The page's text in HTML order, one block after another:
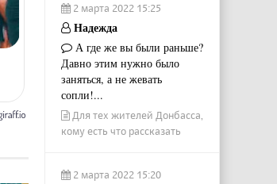
2 марта 2022 15:25
Надежда
А где же вы были раньше?
Давно этим нужно было
заняться, а не жевать
сопли!...
Для тех жителей Донбасса,
кому есть что рассказать
2 марта 2022 15:20